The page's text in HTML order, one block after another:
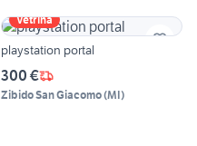
Vetrina
playstation portal
300 €
Zibido San Giacomo(MI)